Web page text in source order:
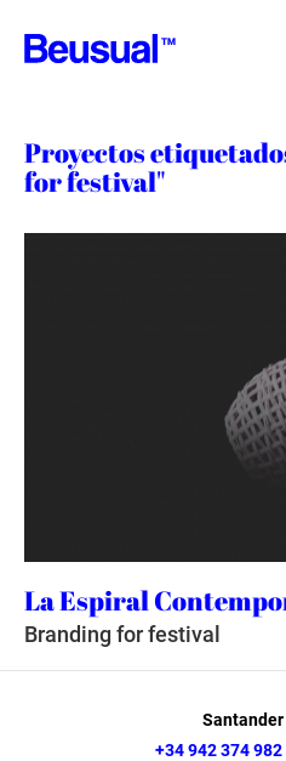
TM
Proyectos
for festival"
La Espiral
Branding for festival
+34 942 374